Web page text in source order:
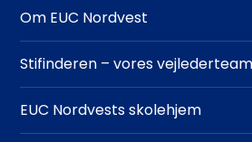
Om EUC Nordvest
Stifinderen – vores vejlederteam
EUC Nordvests skolehjem